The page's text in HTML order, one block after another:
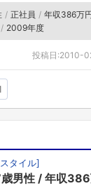
正社員 年収386万
2009年度
投稿日:2010-
タイル]
男性 年収386